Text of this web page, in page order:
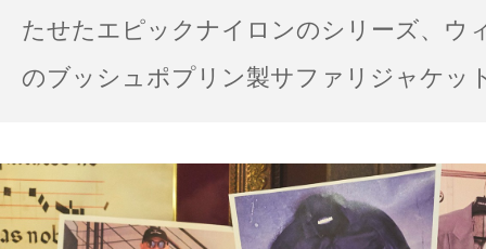
たせたエピックナイロンのシリーズ、ウ
のブッシュポプリン製サファリジャケッ